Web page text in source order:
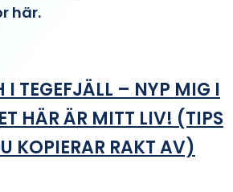
här.
I TEGEFJÄLL – NYP MIG I
HÄR ÄR MITT LIV! (TIPS
KOPIERAR RAKT AV)